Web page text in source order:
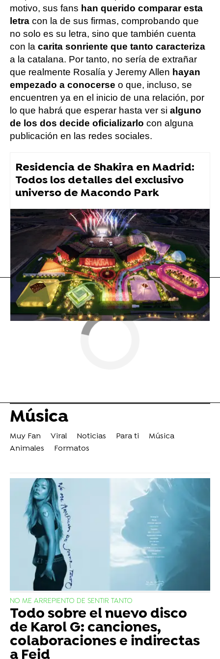
motivo, sus fans han querido comparar esta
letra con la de sus firmas, comprobando que
no solo es su letra, sino que también cuenta
con la carita sonriente que tanto caracteriza
a la catalana. Por tanto, no sería de extrañar
que realmente Rosalía y Jeremy Allen hayan
empezado a conocerse o que, incluso, se
encuentren ya en el inicio de una relación, por
lo que habrá que esperar hasta ver si alguno
de los dos decide oficializarlo con alguna
publicación en las redes sociales.
Residencia de Shakira en Madrid:
Todos los detalles del exclusivo
universo de Macondo Park
Flooxer Now » Música
Rosalía
Música
Muy Fan Viral Noticias Para ti
Música
Animales
Formatos
NO ME ARREPIENTO DE SENTIR TANTO
Todo sobre el nuevo disco
de Karol G: canciones,
colaboraciones e indirectas